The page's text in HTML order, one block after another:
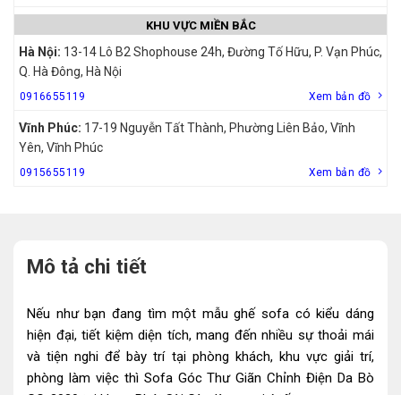
KHU VỰC MIỀN BẮC
Hà Nội: 13-14 Lô B2 Shophouse 24h, Đường Tố Hữu, P. Vạn Phúc,
Q. Hà Đông, Hà Nội
0916655119 Xem bản đồ
Vĩnh Phúc: 17-19 Nguyễn Tất Thành, Phường Liên Bảo, Vĩnh
Yên, Vĩnh Phúc
0915655119 Xem bản đồ
Mô tả chi tiết
Nếu như bạn đang tìm một mẫu ghế sofa có kiểu dáng
hiện đại, tiết kiệm diện tích, mang đến nhiều sự thoải mái
và tiện nghi để bày trí tại phòng khách, khu vực giải trí,
phòng làm việc thì Sofa Góc Thư Giãn Chỉnh Điện Da Bò